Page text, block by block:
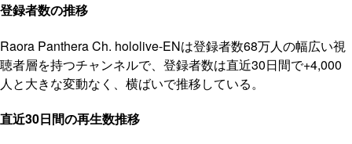
登録者数の推移
Raora Panthera Ch. hololive-ENは登録者数68万人の幅広い視
聴者層を持つチャンネルで、登録者数は直近30日間で+4,000
人と大きな変動なく、横ばいで推移している。
直近30日間の再生数推移